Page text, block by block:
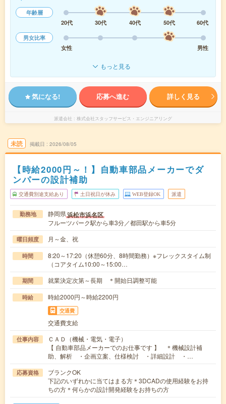
年齢層
20代
30代 40代 50代
60代
男女比率
女性
男性
もっと見る
気になる! 応募へ進む 詳しく見る
派遣会社 株式会社スタッフサービス・エンジニアリング
未読 掲載日 2026/08/05
【時給2000円～！】自動車部品メーカーでダ
ンパーの設計補助
交通費別途支給あり 土日祝日が休み WEB登録OK 派遣
勤務地 静岡県浜松市浜名区
フルーツパーク駅から車3分／都田駅から車5分
曜日頻度 月～金、祝
時間
8:20～17:20（休憩60分、8時間勤務）※フレックスタイム制
（コアタイム10:00～15:00…
期間 就業決定次第～長期 ＊開始日調整可能
時給 時給2000円～時給2200円
交通費
交通費支給
仕事内容
ＣＡＤ（機械・電気・電子）
【 自動車部品メーカーでのお仕事です 】 ＊機械設計補
助、解析 ・企画立案、仕様検討 ・詳細設計 ・…
応募資格
ブランクOK
下記のいずれかに当てはまる方＊3DCADの使用経験をお持
ちの方＊何らかの設計開発経験をお持ちの方